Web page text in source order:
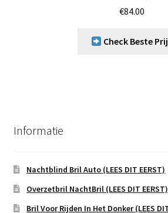
€84.00
Check Beste
Informatie
Nachtblind Bril Auto (LEES DIT EERST)
Overzetbril NachtBril (LEES DIT EERST)
Bril Voor Rijden In Het Donker (LEES